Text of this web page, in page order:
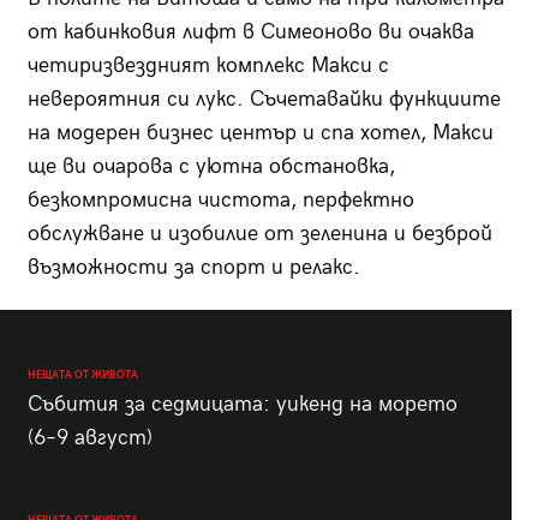
от кабинковия лифт в Симеоново ви очаква
четиризвездният комплекс Макси с
невероятния си лукс. Съчетавайки функциите
на модерен бизнес център и спа хотел, Макси
ще ви очарова с уютна обстановка,
безкомпромисна чистота, перфектно
обслужване и изобилие от зеленина и безброй
възможности за спорт и релакс.
НЕЩАТА ОТ ЖИВОТА
Събития за седмицата: уикенд на морето
(6–9 август)